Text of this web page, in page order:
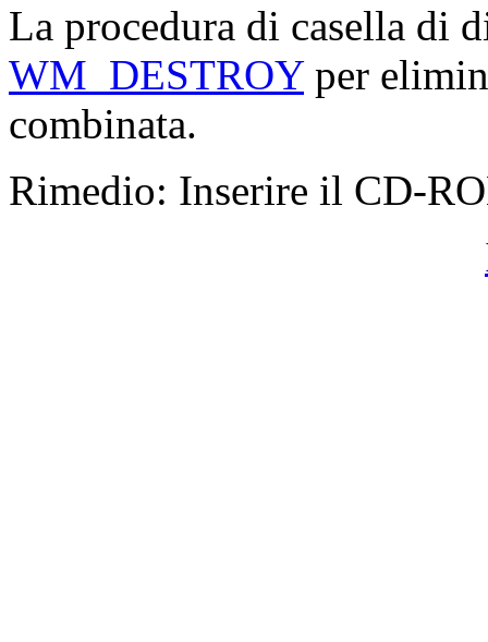
La procedura di casella di
WM_DESTROYper
combinata.
Rimedio: Inserire il CD-